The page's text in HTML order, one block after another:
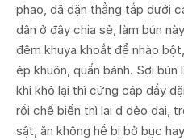
phao, dã dặn thẳng tắp dưới
dân ở đây chia sẻ, làm bún
đêm khuya khoắt để nhào
ép khuôn, quấn bánh. Sợi
khi khô lại thì cứng cáp dầy
rồi chế biến thì lại d dẻo dai,
sật, ăn không hề bị bở bục